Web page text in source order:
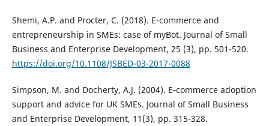
Shemi, A.P. and Procter, C. (2018). E-commerce and
entrepreneurship in SMEs: case of myBot. Journal of Small
Business and Enterprise Development, 25 (3), pp. 501-520.
https://doi.org/10.1108/JSBED-03-2017-0088
Simpson, M. and Docherty, A.J. (2004). E‐commerce adoption
support and advice for UK SMEs. Journal of Small Business
and Enterprise Development, 11(3), pp. 315-328.